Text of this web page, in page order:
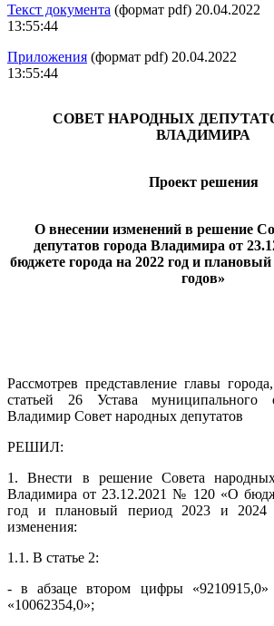
Текст документа (формат pdf) 20.04.2022
13:55:44
Приложения (формат pdf) 20.04.2022
13:55:44
СОВЕТ НАРОДНЫХ
ВЛАДИМИРА
Проект решения
О внесении изменений в решение
депутатов города Владимира от
бюджете города на 2022 год и плановый
годов»
Рассмотрев представление главы
статьей 26 Устава муниципального
Владимир Совет народных депутатов
РЕШИЛ:
1. Внести в решение Совета народных
Владимира от 23.12.2021 № 120 «О
год и плановый период 2023 и 2024
изменения:
1.1. В статье 2:
- в абзаце втором цифры «9210915,0»
«10062354,0»;